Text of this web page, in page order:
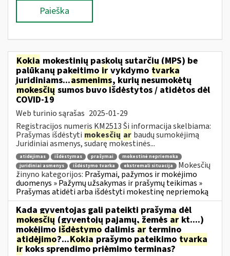
Paieška
Kokia mokestinių paskolų sutarčių (MPS) be
palūkanų pakeitimo ir vykdymo tvarka
juridiniams...asmenims, kurių nesumokėtų
mokesčių sumos buvo išdėstytos / atidėtos dėl
COVID-19
Web turinio sąrašas 2025-01-29
Registracijos numeris KM2513 Ši informacija skelbiama:
Prašymas išdėstyti mokesčių ar baudų sumokėjimą
Juridiniai asmenys, sudarę mokestinės...
atidėjimas išdėstymas prašymai
mokestinė nepriemoka
juridiniai asmenys
išdėstymo tvarka ekstremali situacija
Mokesčių
žinyno kategorijos: Prašymai, pažymos ir mokėjimo
duomenys » Pažymų užsakymas ir prašymų teikimas »
Prašymas atidėti arba išdėstyti mokestinę nepriemoką
Kada gyventojas gali pateikti prašymą dėl
mokesčių (gyventojų pajamų, žemės ar kt....)
mokėjimo išdėstymo dalimis ar termino
atidėjimo?...Kokiaprašymo pateikimo tvarka
irkoks sprendimo priėmimo terminas?